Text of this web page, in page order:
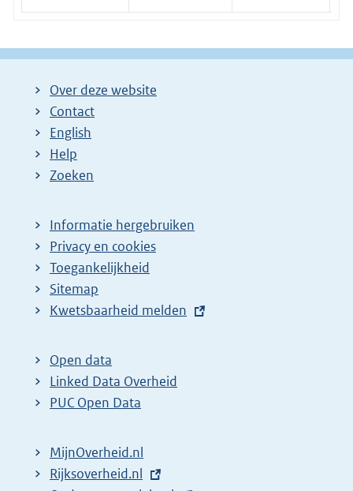
Over deze website
Contact
English
Help
Zoeken
Informatie hergebruiken
Privacy en cookies
Toegankelijkheid
Sitemap
E
t
e
r
l
i
Kwetsbaarheid melden
Open data
Linked Data Overheid
PUC Open Data
MijnOverheid.nl
E
Rijksoverheid.nl